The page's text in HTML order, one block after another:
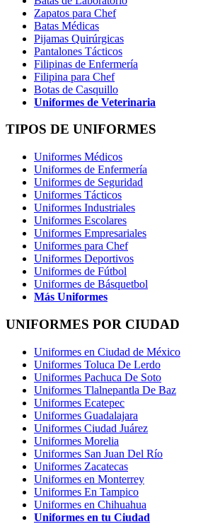
Zapatos para Chef
Batas Médicas
Pijamas Quirúrgicas
Pantalones Tácticos
Filipinas de Enfermería
Filipina para Chef
Botas de Casquillo
Uniformes de Veterinaria
TIPOS DE UNIFORMES
Uniformes Médicos
Uniformes de Enfermería
Uniformes de Seguridad
Uniformes Tácticos
Uniformes Industriales
Uniformes Escolares
Uniformes Empresariales
Uniformes para Chef
Uniformes Deportivos
Uniformes de Fútbol
Uniformes de Básquetbol
Más Uniformes
UNIFORMES POR CIUDAD
Uniformes en Ciudad de México
Uniformes Toluca De Lerdo
Uniformes Pachuca De Soto
Uniformes Tlalnepantla De Baz
Uniformes Ecatepec
Uniformes Guadalajara
Uniformes Ciudad Juárez
Uniformes Morelia
Uniformes San Juan Del Río
Uniformes Zacatecas
Uniformes en Monterrey
Uniformes En Tampico
Uniformes en Chihuahua
Uniformes en tu Ciudad